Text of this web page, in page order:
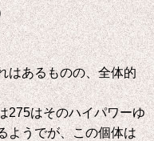
はあるものの、全体的
275はそのハイパワーゆ
ようでが、この個体は